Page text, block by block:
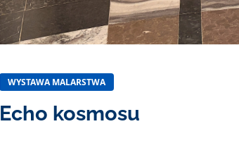
WYSTAWA MALARSTWA
Echo kosmosu